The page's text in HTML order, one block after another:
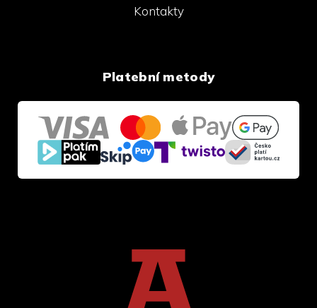
Kontakty
Platební metody